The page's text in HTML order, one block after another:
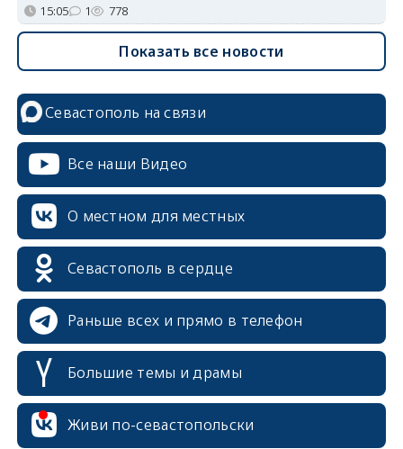
15:05 1 778
Показать все новости
Севастополь на связи
Все наши Видео
О местном для местных
Севастополь в сердце
Раньше всех и прямо в телефон
Большие темы и драмы
Живи по-севастопольски
erid: 2SDnjcrDNw6